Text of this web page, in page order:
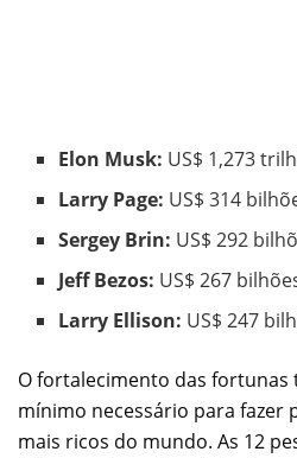
Elon Musk: US$ 1,273
Larry Page: US$ 314
Sergey Brin: US$ 292
Jeff Bezos: US$ 267
Larry Ellison: US$ 247
O fortalecimento das fortunas
mínimo necessário para fazer
mais ricos do mundo. As 12